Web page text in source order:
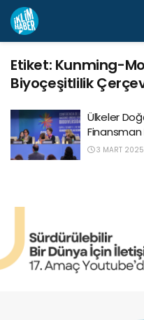
Etiket: Kunming-
Biyoçeşitlilik
Ülkeler
Finansman
3 MART 2025